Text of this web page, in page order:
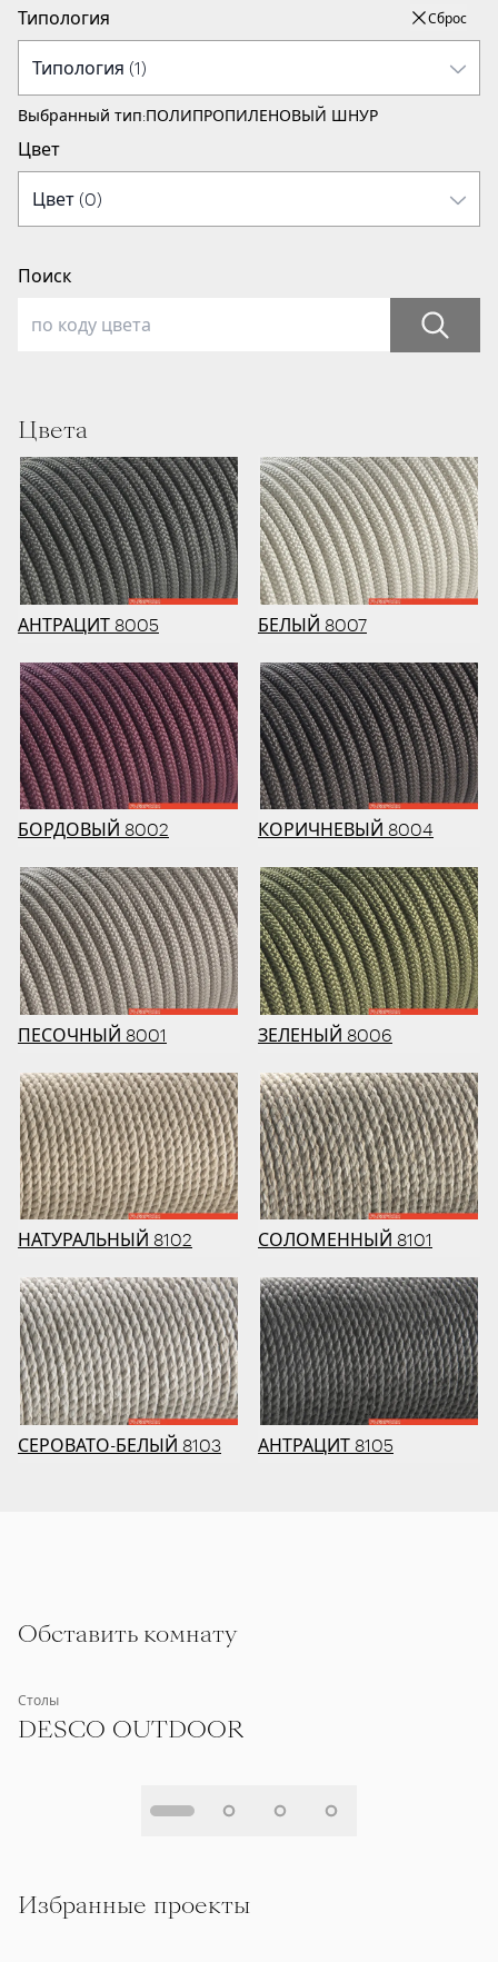
Типология Сброс
Выбранный тип:ПОЛИПРОПИЛЕНОВЫЙ ШНУР
Цвет
Поиск
Цвета
АНТРАЦИТ 8005 БЕЛЫЙ 8007
БОРДОВЫЙ 8002 КОРИЧНЕВЫЙ 8004
ПЕСОЧНЫЙ 8001 ЗЕЛЕНЫЙ 8006
НАТУРАЛЬНЫЙ 8102 СОЛОМЕННЫЙ 8101
СЕРОВАТО-БЕЛЫЙ 8103 АНТРАЦИТ 8105
Обставить комнату
Столы
DESCO OUTDOOR
Избранные проекты